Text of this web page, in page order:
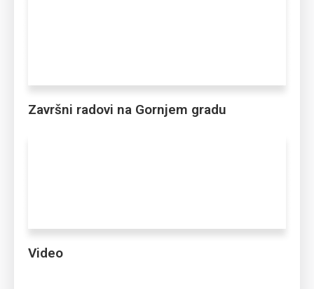
Završni radovi na Gornjem gradu
Video